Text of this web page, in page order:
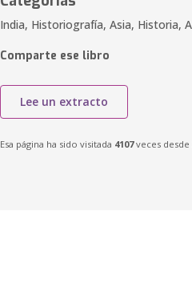
India, Historiografía, Asia, Historia,
Comparte ese libro
Lee un extracto
Esa página ha sido visitada 4107veces desde